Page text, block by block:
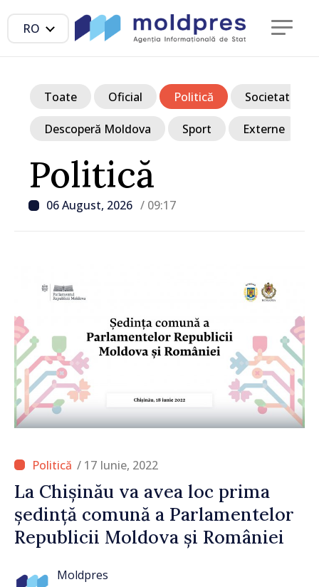
RO
Politică
06 August, 2026 / 09:17
Toate Oficial Politică Societate
Descoperă Moldova Sport Externe
/ 17 Iunie, 2022
La Chișinău va avea loc prima
ședință comună a Parlamentelor
Republicii Moldova și României
Moldpres